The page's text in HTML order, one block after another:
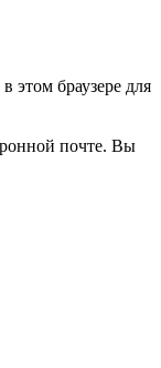
этом браузере для
почте. Вы